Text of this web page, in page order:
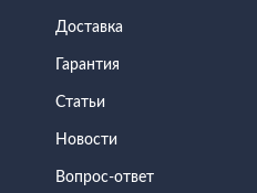
Доставка
Гарантия
Статьи
Новости
Вопрос-ответ